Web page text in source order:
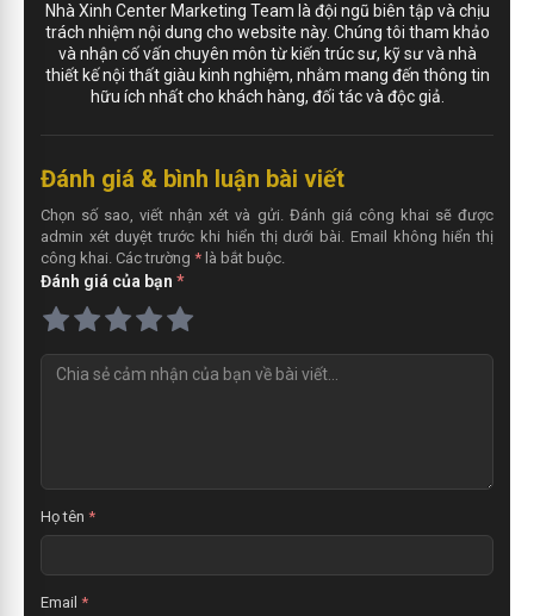
Nhà Xinh Center Marketing Team là đội ngũ biên tập và chịu
trách nhiệm nội dung cho website này. Chúng tôi tham khảo
và nhận cố vấn chuyên môn từ kiến trúc sư, kỹ sư và nhà
thiết kế nội thất giàu kinh nghiệm, nhằm mang đến thông tin
hữu ích nhất cho khách hàng, đối tác và độc giả.
Đánh giá & bình luận bài viết
Chọn số sao, viết nhận xét và gửi. Đánh giá công khai sẽ được
admin xét duyệt trước khi hiển thị dưới bài. Email không hiển thị
công khai. Các trường *là bắt buộc.
Đánh giá của bạn *
é
Họ tên *
Email *